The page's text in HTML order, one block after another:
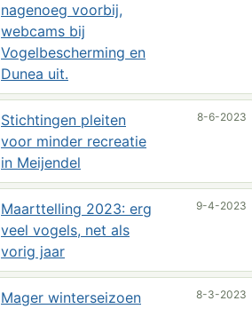
nagenoeg voorbij,
webcams bij
Vogelbescherming en
Dunea uit.
Stichtingen pleiten
voor minder recreatie
in Meijendel
8-6-2023
Maarttelling 2023: erg
veel vogels, net als
vorig jaar
9-4-2023
Mager winterseizoen
8-3-2023